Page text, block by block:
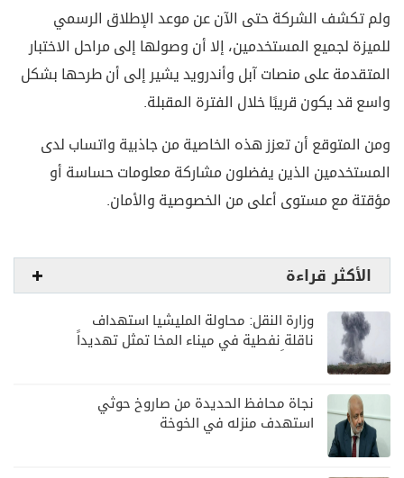
ولم تكشف الشركة حتى الآن عن موعد الإطلاق الرسمي
للميزة لجميع المستخدمين، إلا أن وصولها إلى مراحل الاختبار
المتقدمة على منصات آبل وأندرويد يشير إلى أن طرحها بشكل
واسع قد يكون قريبًا خلال الفترة المقبلة.
ومن المتوقع أن تعزز هذه الخاصية من جاذبية واتساب لدى
المستخدمين الذين يفضلون مشاركة معلومات حساسة أو
مؤقتة مع مستوى أعلى من الخصوصية والأمان.
الأكثر قراءة
وزارة النقل: محاولة المليشيا استهداف
ناقلة نفطية في ميناء المخا تمثل تهديداً
نجاة محافظ الحديدة من صاروخ حوثي
استهدف منزله في الخوخة